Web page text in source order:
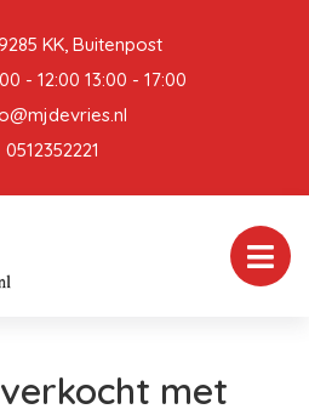
KK, Buitenpost
- 12:00 13:00 - 17:00
0512352221
met